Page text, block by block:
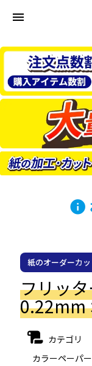
menu
info
紙のオーダーカッ
フリッ
0.22mm
カテゴリ
カラーペーパー